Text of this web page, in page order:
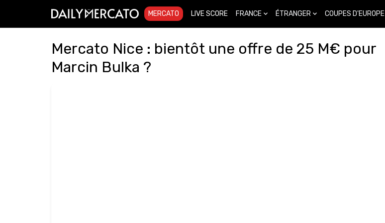
MERCATO LIVE SCORE FRANCE ÉTRANGER COUPES D'EUROPE
Mercato Nice : bientôt une offre de 25 M€ pour
Marcin Bulka ?